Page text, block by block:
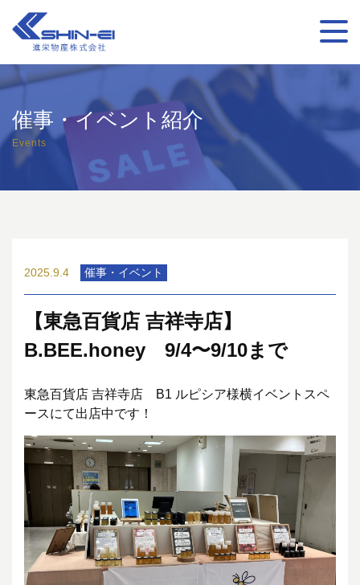
催事・イベント紹介
Events
2025.9.4 催事・イベント
【東急百貨店 吉祥寺店】
B.BEE.honey 9/4〜9/10まで
東急百貨店 吉祥寺店 B1 ルピシア様横イベントスペ
ースにて出店中です！